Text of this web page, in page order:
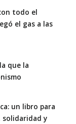
todo el
el gas a las
que la
un libro para
solidaridad y